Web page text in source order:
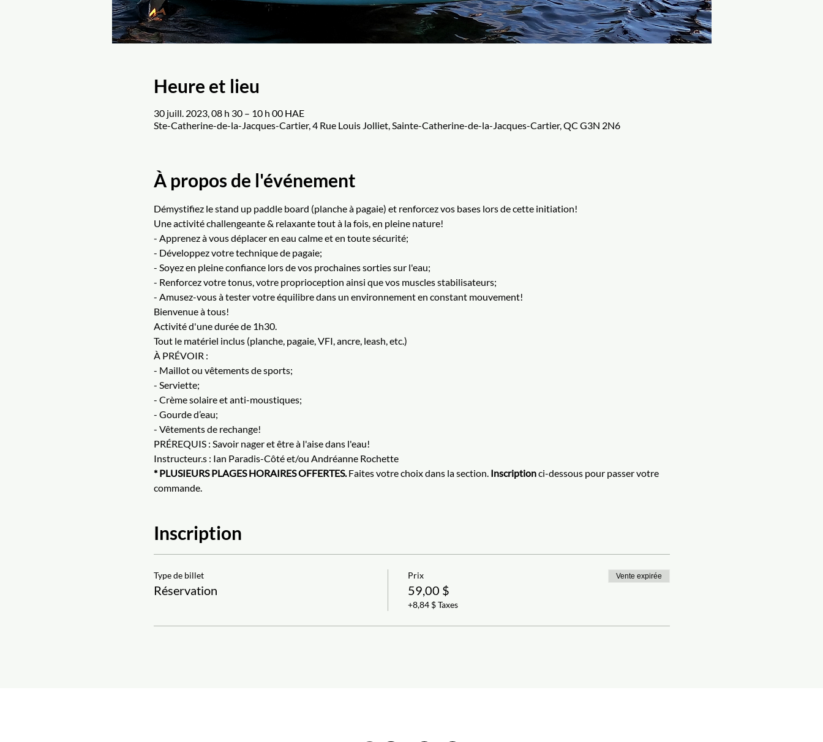
Heure et lieu
30 juill. 2023, 08 h 30 – 10 h 00 HAE
Ste-Catherine-de-la-Jacques-Cartier, 4 Rue Louis Jolliet, Sainte-Catherine-de-la-Jacques-Cartier, QC G3N 2N6
À propos de l'événement
Démystifiez le stand up paddle board (planche à pagaie) et renforcez vos bases lors de cette initiation!
Une activité challengeante & relaxante tout à la fois, en pleine nature!
- Apprenez à vous déplacer en eau calme et en toute sécurité;
- Développez votre technique de pagaie;
- Soyez en pleine confiance lors de vos prochaines sorties sur l'eau;
- Renforcez votre tonus, votre proprioception ainsi que vos muscles stabilisateurs;
- Amusez-vous à tester votre équilibre dans un environnement en constant mouvement!
Bienvenue à tous!
Activité d'une durée de 1h30.
Tout le matériel inclus (planche, pagaie, VFI, ancre, leash, etc.)
À PRÉVOIR :
- Maillot ou vêtements de sports;
- Serviette;
- Crème solaire et anti-moustiques;
- Gourde d’eau;
- Vêtements de rechange!
PRÉREQUIS : Savoir nager et être à l'aise dans l'eau!
Instructeur.s : Ian Paradis-Côté et/ou Andréanne Rochette
* PLUSIEURS PLAGES HORAIRES OFFERTES. Faites votre choix dans la section. Inscription ci-dessous pour passer votre
commande.
Inscription
Type de billet
Réservation
Prix
59,00 $
+8,84 $ Taxes
Vente expirée